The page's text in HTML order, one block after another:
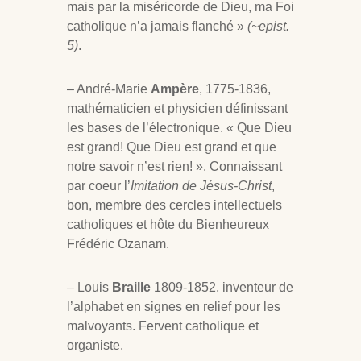
mais par la miséricorde de Dieu, ma Foi
catholique n’a jamais flanché » (~epist.
5).
– André-Marie Ampère, 1775-1836,
mathématicien et physicien définissant
les bases de l’électronique. « Que Dieu
est grand! Que Dieu est grand et que
notre savoir n’est rien! ». Connaissant
par coeur l’Imitation de Jésus-Christ,
bon, membre des cercles intellectuels
catholiques et hôte du Bienheureux
Frédéric Ozanam.
– Louis Braille 1809-1852, inventeur de
l’alphabet en signes en relief pour les
malvoyants. Fervent catholique et
organiste.